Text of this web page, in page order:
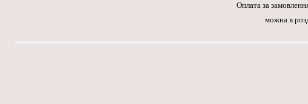
Оплата за
можна в